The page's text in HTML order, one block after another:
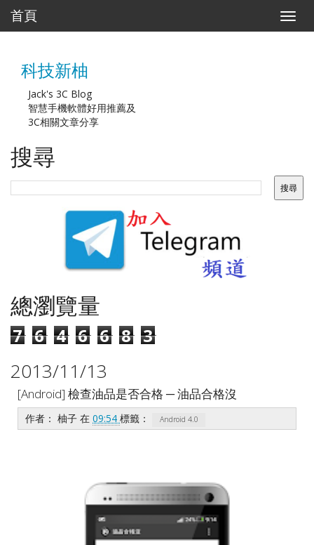
T
o
o
首頁
科技新柚
Jack's 3C Blog
智慧手機軟體好用推薦及
3C相關文章分享
搜尋
總瀏覽量
7 6 4 6 6 8 3
2013/11/13
[Android] 檢查油品是否合格 ─ 油品合格沒
作者： 柚子 在 09:54 標籤： Android 4.0